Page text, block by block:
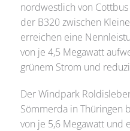
nordwestlich von
der B320 zwischen
erreichen eine
von je 4,5 Megawatt
grünem Strom und
Der Windpark
Sömmerda in Thüringen
von je 5,6 Megawatt und